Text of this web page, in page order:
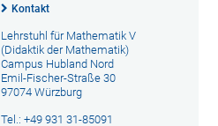
Kontakt
Lehrstuhl für Mathematik V
(Didaktik der Mathematik)
Campus Hubland Nord
Emil-Fischer-Straße 30
97074 Würzburg
Tel.: +49 931 31-85091